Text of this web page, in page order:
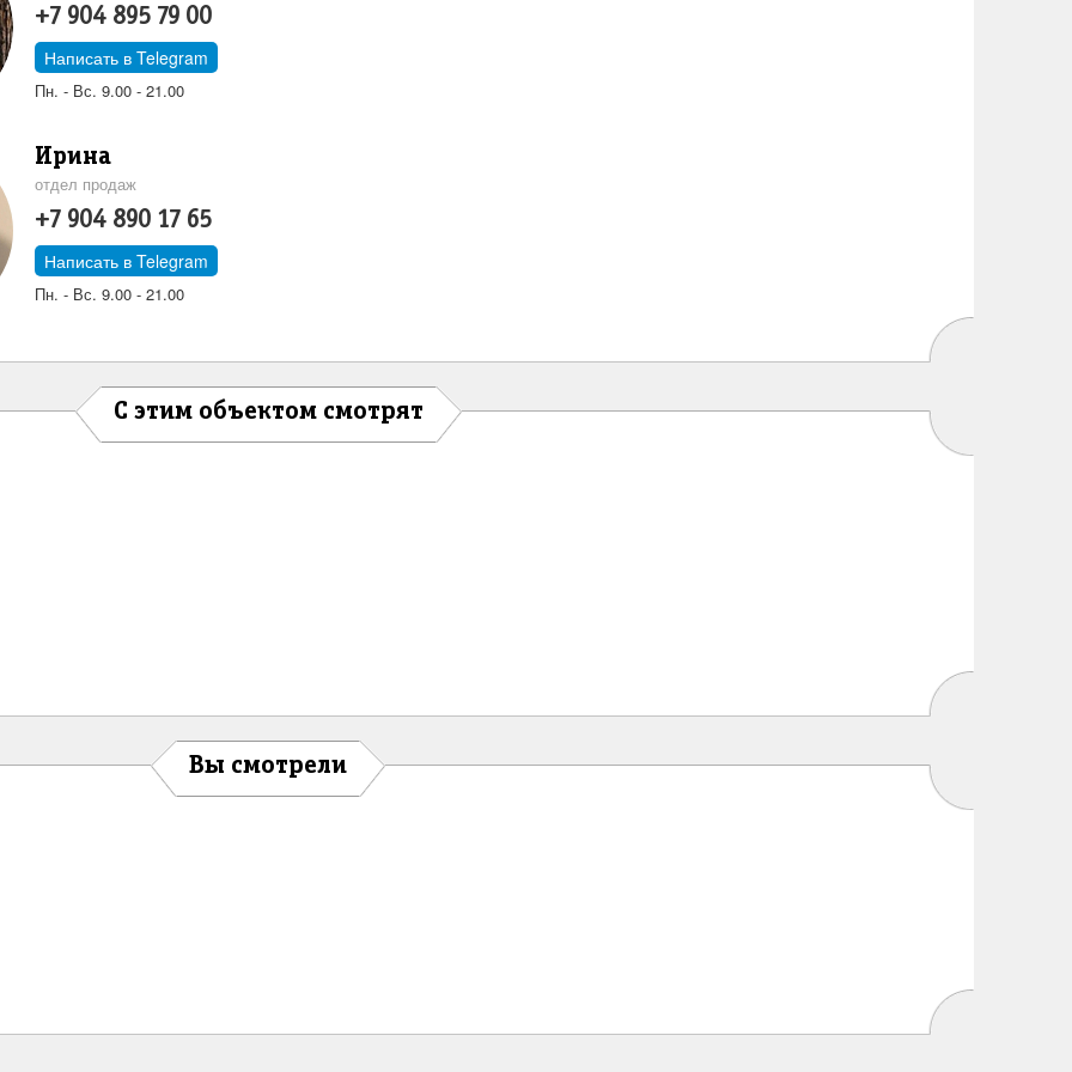
+7 904 895 79 00
Написать в Telegram
Пн. - Вс. 9.00 - 21.00
Ирина
отдел продаж
+7 904 890 17 65
Написать в Telegram
Пн. - Вс. 9.00 - 21.00
С этим объектом смотрят
Вы смотрели